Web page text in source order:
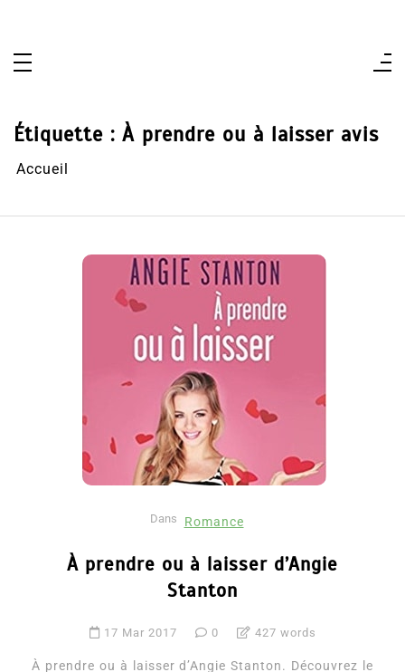
Étiquette : À prendre ou à laisser avis
Accueil
Dans Romance
À prendre ou à laisser d’Angie
Stanton
17 Mar 2017 0 427 words
À prendre ou à laisser d’Angie Stanton. Découvrez le